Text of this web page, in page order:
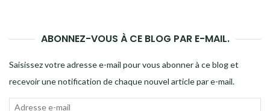
ABONNEZ-VOUS À CE BLOG PAR E-MAIL.
Saisissez votre adresse e-mail pour vous abonner à ce blog et
recevoir une notification de chaque nouvel article par e-mail.
Adresse